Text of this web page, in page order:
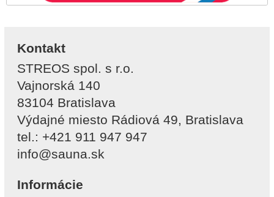
Kontakt
STREOS spol. s r.o.
Vajnorská 140
83104 Bratislava
Výdajné miesto Rádiová 49, Bratislava
tel.: +421 911 947 947
info@sauna.sk
Informácie